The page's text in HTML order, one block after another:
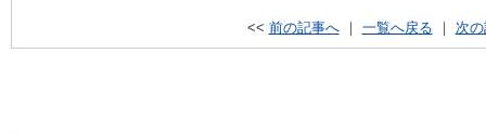
<< 前の記事へ｜ 一覧へ戻る ｜ 次